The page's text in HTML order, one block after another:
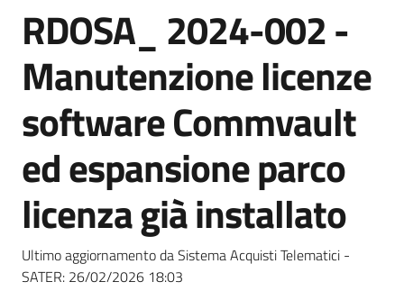
Bandi
e
di
Supporto
telematiche
Salta al contenuto
RDOSA_ 2024-002 -
Manutenzione licenze
software Commvault
ed espansione parco
licenza già installato
Ultimo aggiornamento da Sistema Acquisti Telematici -
SATER: 26/02/2026 18:03